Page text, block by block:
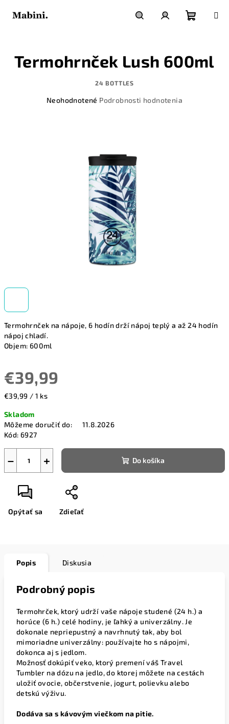
košík
Termohrnček na nápoje, 6 hodín drží nápoj teplý a až 24 hodín
nápoj chladí.
Objem: 600ml
€39,99
Jednotková
€39,99 / 1 ks
Skladom
Môžeme doručiť do:
11.8.2026
Kód: 6927
+
− Do košíka
Opýtať sa Zdieľať
Termohrnček Lush 600ml
24 BOTTLES
Priemerné
Neohodnotené Podrobnosti hodnotenia
Popis Diskusia
Podrobný popis
Termohrček, ktorý udrží vaše nápoje studené (24 h.) a
horúce (6 h.) celé hodiny, je ľahký a univerzálny. Je
dokonale nepriepustný a navrhnutý tak, aby bol
mimoriadne univerzálny: používajte ho s nápojmi,
dokonca aj s jedlom.
Možnosť dokúpiť veko, ktorý premení váš Travel
Tumbler na dózu na jedlo, do ktorej môžete na cestách
uložiť ovocie, občerstvenie, jogurt, polievku alebo
detskú výživu.
Dodáva sa s kávovým viečkom na pitie.